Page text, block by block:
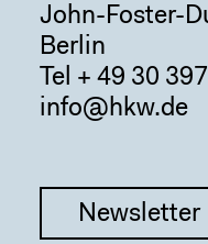
John-Foster-
Berlin
Tel + 49 30
info@hkw.de
Newsletter